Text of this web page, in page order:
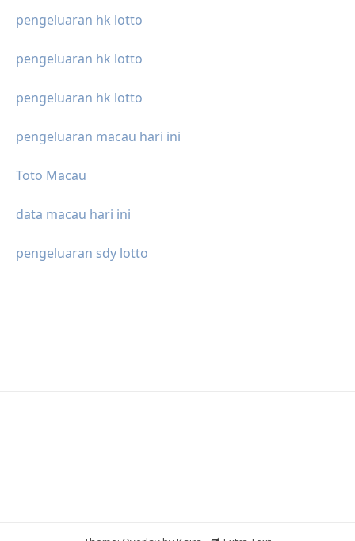
pengeluaran hk lotto
pengeluaran hk lotto
pengeluaran hk lotto
pengeluaran macau hari ini
Toto Macau
data macau hari ini
pengeluaran sdy lotto